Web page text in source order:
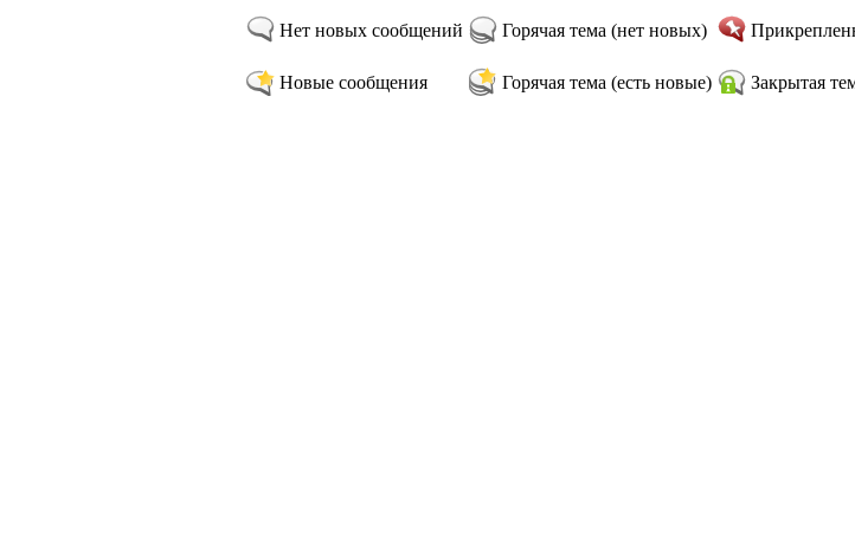
Нет новых сообщений
Новые сообщения
Горячая тема (нет новых)
Горячая тема (есть новые) Закрытая